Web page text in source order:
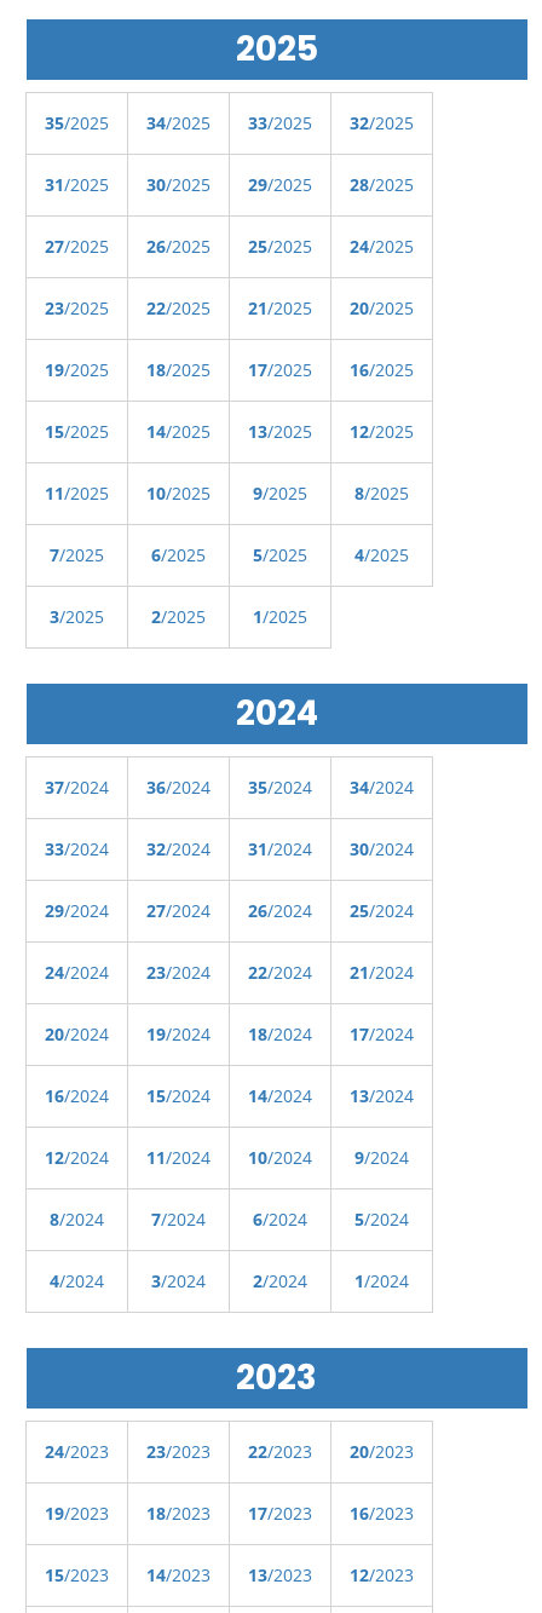
2025
35/2025 34/2025 33/2025 32/2025
31/2025 30/2025 29/2025 28/2025
27/2025 26/2025 25/2025 24/2025
23/2025 22/2025 21/2025 20/2025
19/2025 18/2025 17/2025 16/2025
15/2025 14/2025 13/2025 12/2025
11/2025 10/2025 9/2025 8/2025
7/2025 6/2025 5/2025 4/2025
3/2025 2/2025 1/2025
2024
37/2024 36/2024 35/2024 34/2024
33/2024 32/2024 31/2024 30/2024
29/2024 27/2024 26/2024 25/2024
24/2024 23/2024 22/2024 21/2024
20/2024 19/2024 18/2024 17/2024
16/2024 15/2024 14/2024 13/2024
12/2024 11/2024 10/2024 9/2024
8/2024 7/2024 6/2024 5/2024
4/2024 3/2024 2/2024 1/2024
2023
24/2023 23/2023 22/2023 20/2023
19/2023 18/2023 17/2023 16/2023
15/2023 14/2023 13/2023 12/2023